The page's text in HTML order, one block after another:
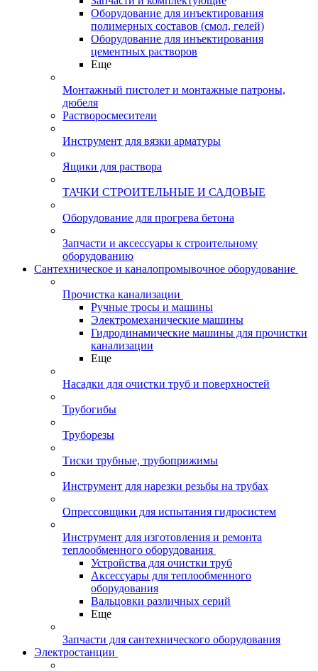
Оборудование для инъектирования
полимерных составов (смол, гелей)
Оборудование для инъектирования
цементных растворов
Еще
Монтажный пистолет и монтажные патроны,
дюбеля
Растворосмесители
Инструмент для вязки арматуры
Ящики для раствора
ТАЧКИ СТРОИТЕЛЬНЫЕ И САДОВЫЕ
Оборудование для прогрева бетона
Запчасти и аксессуары к строительному
оборудованию
Сантехническое и каналопромывочное оборудование
Прочистка канализации
Ручные тросы и машины
Электромеханические машины
Гидродинамические машины для прочистки
канализации
Еще
Насадки для очистки труб и поверхностей
Трубогибы
Труборезы
Тиски трубные, трубоприжимы
Инструмент для нарезки резьбы на трубах
Опрессовщики для испытания гидросистем
Инструмент для изготовления и ремонта
теплообменного оборудования
Устройства для очистки труб
Аксессуары для теплообменного
оборудования
Вальцовки различных серий
Еще
Запчасти для сантехнического оборудования
Электростанции